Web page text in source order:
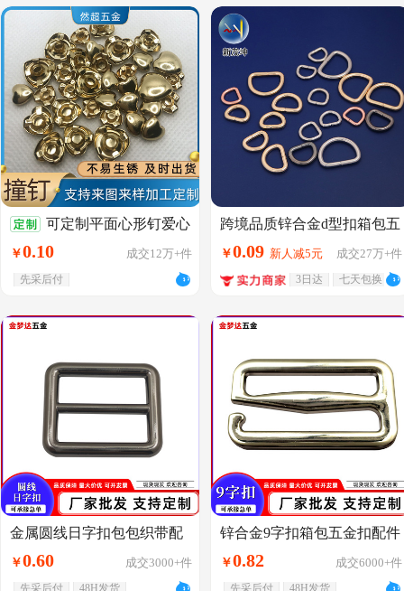
可定制平面心形钉爱心
钉锌合金撞钉箱包五金装饰
扣手袋皮袋装饰钉
￥0.10 成交12万+件
先采后付
跨境品质锌合金d型扣箱包五
现货箱包扣
￥0.09 成交27万+件
新人减5元
3日达 七天包换
金属圆线日字扣包包织带配
皮具调节扣环
￥0.60 成交3000+件
满1000元减5
先采后付 48H发货
锌合金9字扣箱包五金扣配件
调节扣批发
￥0.82 成交6000+件
满1000元减5
先采后付 48H发货